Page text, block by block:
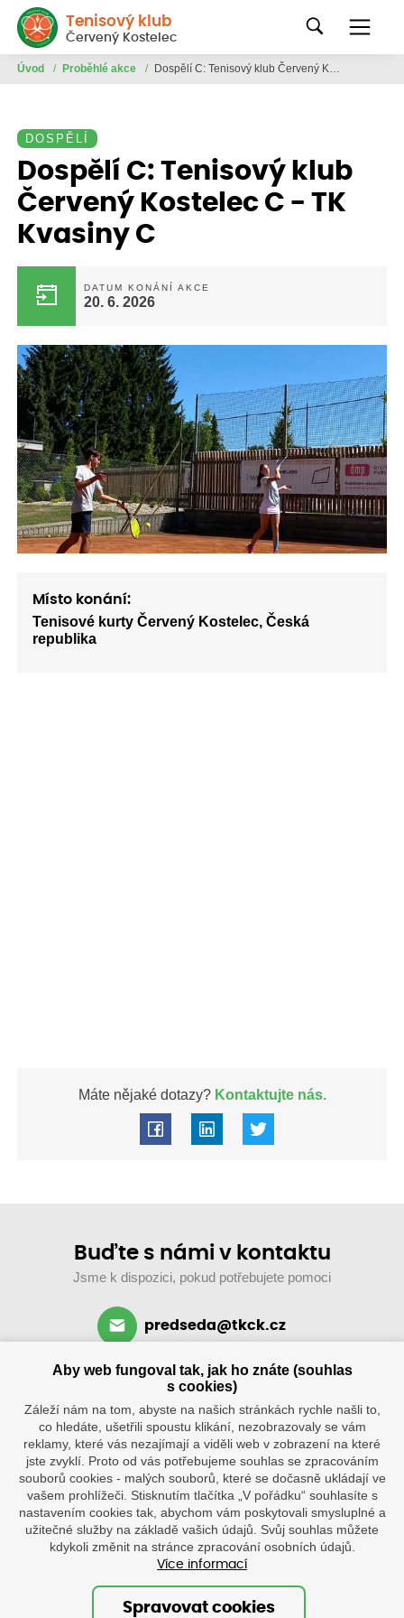
Tenisový klub
Červený Kostelec
Úvod / Proběhlé akce / Dospělí C: Tenisový klub Červený Kostelec C - TK Kvasiny C
DOSPĚLÍ
Dospělí C: Tenisový klub
Červený Kostelec C - TK
Kvasiny C
DATUM KONÁNÍ AKCE
20. 6. 2026
Místo konání:
Tenisové kurty Červený Kostelec, Česká
republika
Máte nějaké dotazy?Kontaktujte nás.
Buďte s námi v kontaktu
Jsme k dispozici, pokud potřebujete pomoci
predseda@tkck.cz
+420 734 313 590
po–ne: 8–19 hod.
Klub
Tenisová škola
Ostatní
Tenisové
kurty
8.30–20
hod.
Aby web fungoval tak, jak ho znáte (souhlas
s cookies)
Záleží nám na tom, abyste na našich stránkách rychle našli to,
co hledáte, ušetřili spoustu klikání, nezobrazovaly se vám
reklamy, které vás nezajímají a viděli web v zobrazení na které
jste zvyklí. Proto od vás potřebujeme souhlas se zpracováním
souborů cookies - malých souborů, které se dočasně ukládají ve
vašem prohlížeči. Stisknutím tlačítka „V pořádku“ souhlasíte s
nastavením cookies tak, abychom vám poskytovali smysluplné a
užitečné služby na základě vašich údajů. Svůj souhlas můžete
kdykoli změnit na stránce zpracování osobních údajů.
Více informací
Spravovat cookies